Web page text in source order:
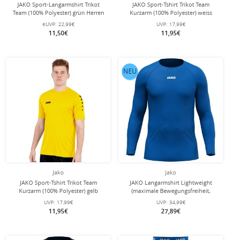
JAKO Sport-Langarmshirt Trikot
Team (100% Polyester) grün Herren
eUVP: 22,99€
11,50€
JAKO Sport-Tshirt Trikot Team
Kurzarm (100% Polyester) weiss
Herren
UVP: 17,99€
11,95€
Jako
JAKO Sport-Tshirt Trikot Team
Kurzarm (100% Polyester) gelb
Herren
UVP: 17,99€
11,95€
Jako
JAKO Langarmshirt Lightweight
(maximale Bewegungsfreiheit,
nahtlos) Unterwäsche royalblau
Herren
UVP: 34,99€
27,89€
NEU